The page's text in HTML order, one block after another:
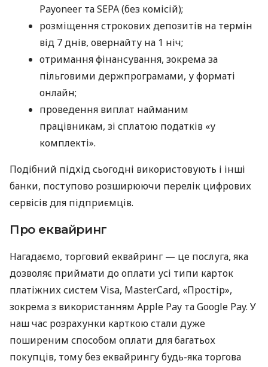
Payoneer та SEPA (без комісій);
розміщення строкових депозитів на термін
від 7 днів, овернайту на 1 ніч;
отримання фінансування, зокрема за
пільговими держпрограмами, у форматі
онлайн;
проведення виплат найманим
працівникам, зі сплатою податків «у
комплекті».
Подібний підхід сьогодні використовують і інші
банки, поступово розширюючи перелік цифрових
сервісів для підприємців.
Про еквайринг
Нагадаємо, торговий еквайринг — це послуга, яка
дозволяє приймати до оплати усі типи карток
платіжних систем Visa, MasterCard, «Простір»,
зокрема з використанням Apple Pay та Google Pay. У
наш час розрахунки карткою стали дуже
поширеним способом оплати для багатьох
покупців, тому без еквайрингу будь-яка торгова